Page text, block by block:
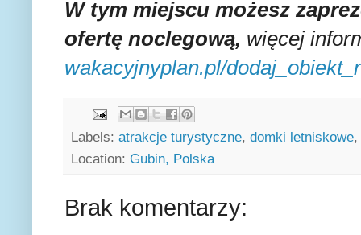
W tym miejscu możesz
ofertę noclegową, więcej
wakacyjnyplan.pl/
Labels: atrakcje turystyczne, domki letniskowe,
Location: Gubin, Polska
Brak komentarzy: